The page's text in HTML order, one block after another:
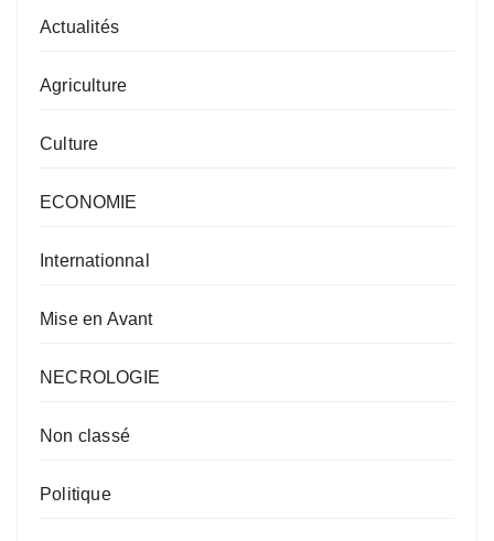
Actualités
Agriculture
Culture
ECONOMIE
Internationnal
Mise en Avant
NECROLOGIE
Non classé
Politique